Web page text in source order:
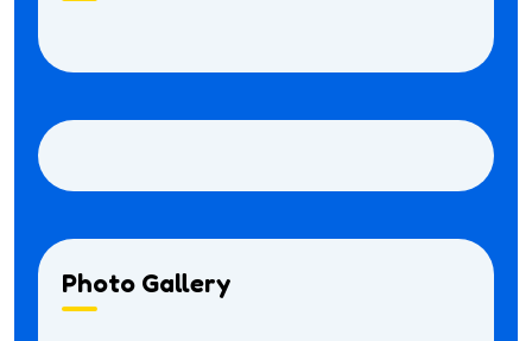
Photo Gallery